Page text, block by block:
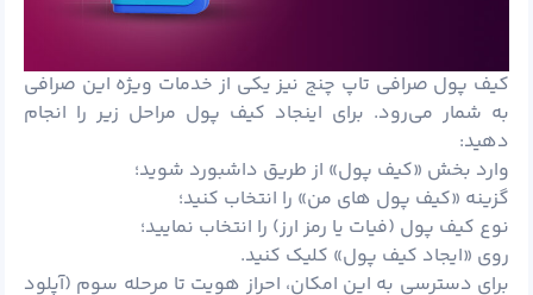
کیف پول صرافی تاپ چنج نیز یکی از خدمات ویژه این صرافی
به شمار می‌رود. برای اینجاد کیف پول مراحل زیر را انجام
دهید:
وارد بخش «کیف پول» از طریق داشبورد شوید؛
گزینه «کیف پول های من» را انتخاب کنید؛
نوع کیف پول (فیات یا رمز ارز) را انتخاب نمایید؛
روی «ایجاد کیف پول» کلیک کنید.
برای دسترسی به این امکان، احراز هویت تا مرحله سوم (آپلود